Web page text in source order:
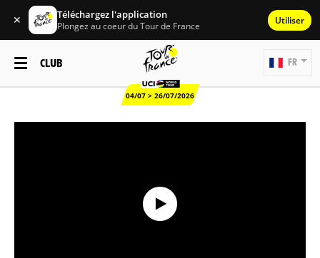
✕ Téléchargez l'application
Plongez au coeur du Tour de France Utiliser
CLUB
04/07 > 26/07/2026
FR